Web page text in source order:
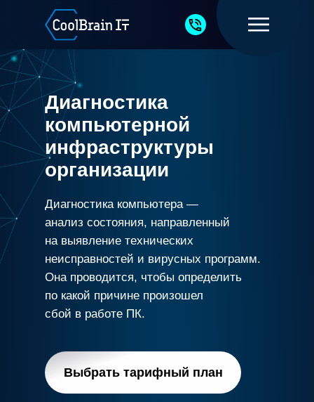
Диагностика
компьютерной
инфраструктуры
организации
Диагностика компьютера —
анализ состояния, направленный
на выявление технических
неисправностей и вирусных программ.
Она проводится, чтобы определить
по какой причине произошел
сбой в работе ПК.
Выбрать тарифный план